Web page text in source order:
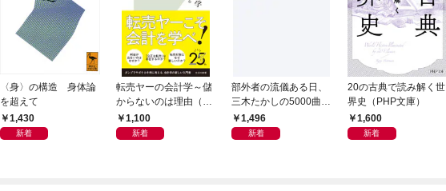
〈身〉の構造 身体論
を超えて
1,430
新着
転売ヤーの会計学～儲
からないのは理由（わ
け）がある～
1,100
新着
部外者の流儀ある日、
三木たかしの5000曲を
託されたぼくは、いか
にしてその価値を最大
1,496
新着
20の古典で読み解く世
界史（PHP文庫）
1,600
新着